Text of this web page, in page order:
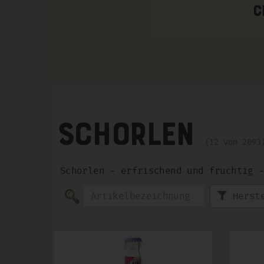
Schorlen
Schorlen - erfrischend und fruchtig